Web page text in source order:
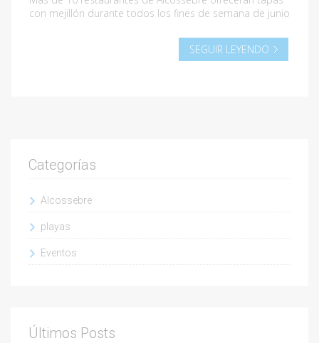
con mejillón durante todos los fines de semana de junio
SEGUIR LEYENDO
Categorías
Alcossebre
playas
Eventos
Últimos Posts